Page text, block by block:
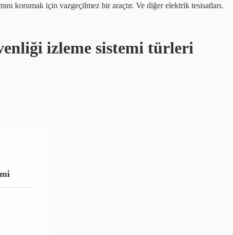
korumak için vazgeçilmez bir araçtır. Ve diğer elektrik tesisatları.
izleme sistemi türleri